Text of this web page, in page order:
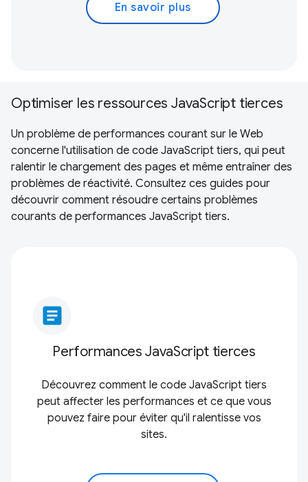
En savoir plus
Optimiser les ressources JavaScript tierces
Un problème de performances courant sur le Web
concerne l'utilisation de code JavaScript tiers, qui peut
ralentir le chargement des pages et même entraîner des
problèmes de réactivité. Consultez ces guides pour
découvrir comment résoudre certains problèmes
courants de performances JavaScript tiers.
article
Performances JavaScript tierces
Découvrez comment le code JavaScript tiers
peut affecter les performances et ce que vous
pouvez faire pour éviter qu'il ralentisse vos
sites.